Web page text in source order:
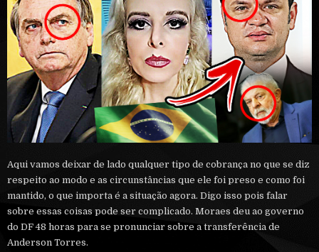
Aqui vamos deixar de lado qualquer tipo de cobrança no que se diz
respeito ao modo e as circunstâncias que ele foi preso e como foi
mantido, o que importa é a situação agora. Digo isso pois falar
sobre essas coisas pode ser complicado. Moraes deu ao governo
do DF 48 horas para se pronunciar sobre a transferência de
Anderson Torres.